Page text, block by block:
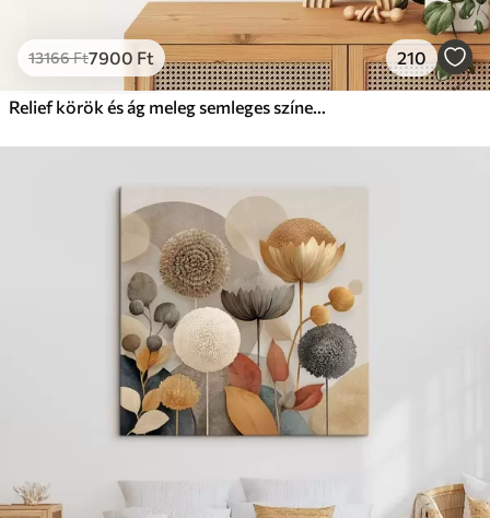
13166Ft7900 Ft 210
Relief körök és ág meleg semleges színekben